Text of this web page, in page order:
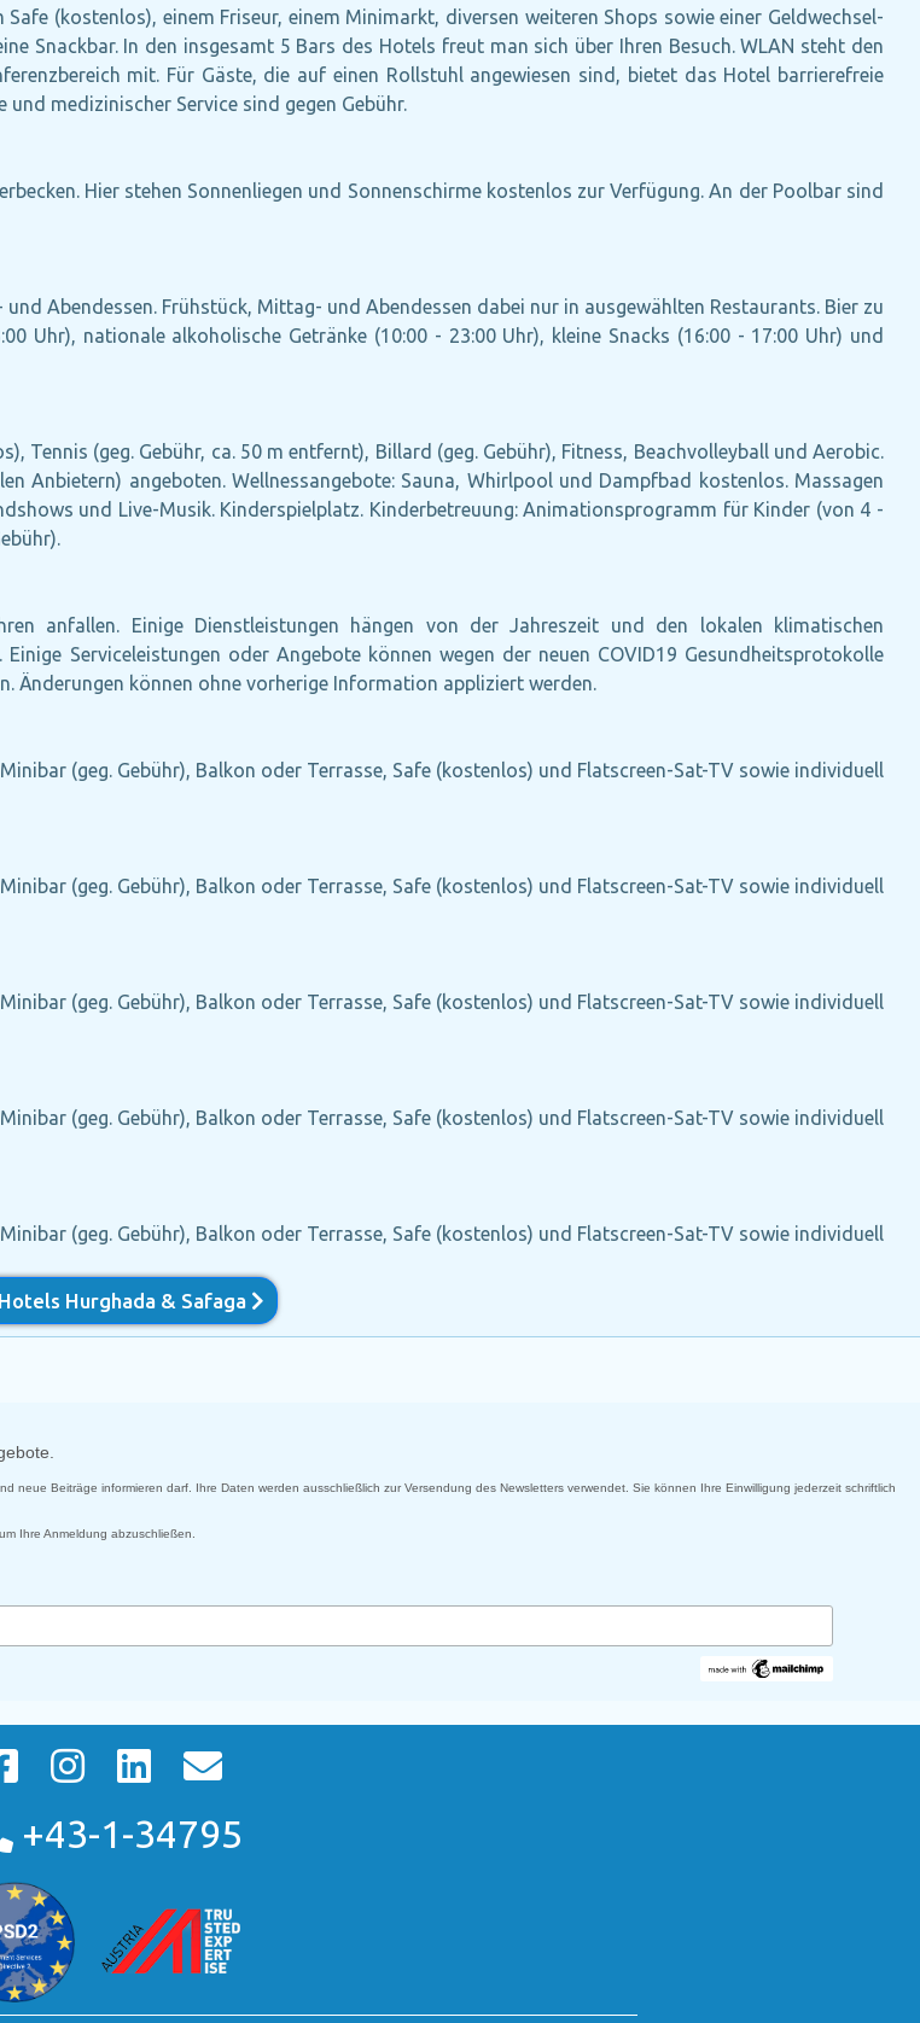
(kostenlos), einem Friseur, einem Minimarkt, diversen weiteren Shops sowie einer Geldwechsel-
Snackbar. In den insgesamt 5 Bars des Hotels freut man sich über Ihren Besuch. WLAN steht den
mit. Für Gäste, die auf einen Rollstuhl angewiesen sind, bietet das Hotel barrierefreie
medizinischer Service sind gegen Gebühr.
Hier stehen Sonnenliegen und Sonnenschirme kostenlos zur Verfügung. An der Poolbar sind
Abendessen. Frühstück, Mittag- und Abendessen dabei nur in ausgewählten Restaurants. Bier zu
Uhr), nationale alkoholische Getränke (10:00 - 23:00 Uhr), kleine Snacks (16:00 - 17:00 Uhr) und
Tennis (geg. Gebühr, ca. 50 m entfernt), Billard (geg. Gebühr), Fitness, Beachvolleyball und Aerobic.
Anbietern) angeboten. Wellnessangebote: Sauna, Whirlpool und Dampfbad kostenlos. Massagen
und Live-Musik. Kinderspielplatz. Kinderbetreuung: Animationsprogramm für Kinder (von 4 -
anfallen. Einige Dienstleistungen hängen von der Jahreszeit und den lokalen klimatischen
Serviceleistungen oder Angebote können wegen der neuen COVID19 Gesundheitsprotokolle
Änderungen können ohne vorherige Information appliziert werden.
(geg. Gebühr), Balkon oder Terrasse, Safe (kostenlos) und Flatscreen-Sat-TV sowie individuell
(geg. Gebühr), Balkon oder Terrasse, Safe (kostenlos) und Flatscreen-Sat-TV sowie individuell
(geg. Gebühr), Balkon oder Terrasse, Safe (kostenlos) und Flatscreen-Sat-TV sowie individuell
(geg. Gebühr), Balkon oder Terrasse, Safe (kostenlos) und Flatscreen-Sat-TV sowie individuell
(geg. Gebühr), Balkon oder Terrasse, Safe (kostenlos) und Flatscreen-Sat-TV sowie individuell
Hurghada & Safaga
Beiträge informieren darf. Ihre Daten werden ausschließlich zur Versendung des Newsletters verwendet. Sie können Ihre Einwilligung jederzeit schriftlich
Ihre Anmeldung abzuschließen.
+43-1-34795